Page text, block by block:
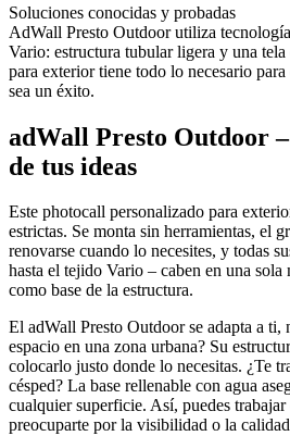
Soluciones conocidas y probadas
AdWall Presto Outdoor utiliza
Vario: estructura tubular ligera y una
para exterior tiene todo lo necesario
sea un éxito.
adWall Presto Outdoor
de tus ideas
Este photocall personalizado para
estrictas. Se monta sin herramientas, el
renovarse cuando lo necesites, y todas
hasta el tejido Vario – caben en una sola
como base de la estructura.
El adWall Presto Outdoor se adapta a ti,
espacio en una zona urbana? Su
colocarlo justo donde lo necesitas. ¿Te
césped? La base rellenable con agua
cualquier superficie. Así, puedes
preocuparte por la visibilidad o la